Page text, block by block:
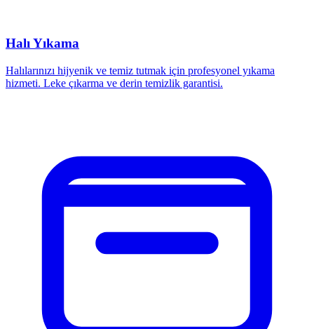
Halı Yıkama
Halılarınızı hijyenik ve temiz tutmak için profesyonel yıkama
hizmeti. Leke çıkarma ve derin temizlik garantisi.